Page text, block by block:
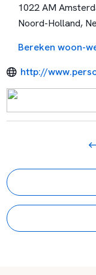
1022 AM
Noord-Holland,
Bereken woon-
http://